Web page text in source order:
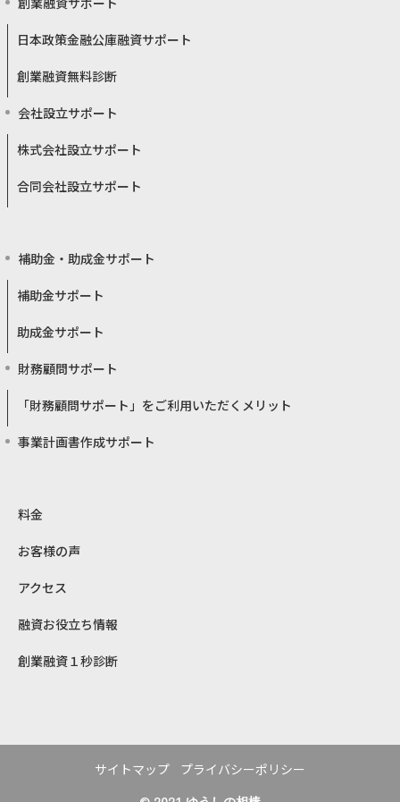
日本政策金融公庫融資サポート
創業融資無料診断
会社設立サポート
株式会社設立サポート
合同会社設立サポート
補助金・助成金サポート
補助金サポート
助成金サポート
財務顧問サポート
「財務顧問サポート」をご利用いただくメリット
事業計画書作成サポート
料金
お客様の声
アクセス
融資お役立ち情報
創業融資１秒診断
サイトマップ プライバシーポリシー